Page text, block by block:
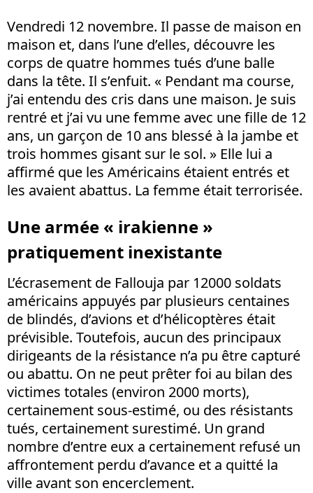
Vendredi 12 novembre. Il passe de maison en
maison et, dans l’une d’elles, découvre les
corps de quatre hommes tués d’une balle
dans la tête. Il s’enfuit. « Pendant ma course,
j’ai entendu des cris dans une maison. Je suis
rentré et j’ai vu une femme avec une fille de 12
ans, un garçon de 10 ans blessé à la jambe et
trois hommes gisant sur le sol. » Elle lui a
affirmé que les Américains étaient entrés et
les avaient abattus. La femme était terrorisée.
Une armée « irakienne »
pratiquement inexistante
L’écrasement de Fallouja par 12000 soldats
américains appuyés par plusieurs centaines
de blindés, d’avions et d’hélicoptères était
prévisible. Toutefois, aucun des principaux
dirigeants de la résistance n’a pu être capturé
ou abattu. On ne peut prêter foi au bilan des
victimes totales (environ 2000 morts),
certainement sous-estimé, ou des résistants
tués, certainement surestimé. Un grand
nombre d’entre eux a certainement refusé un
affrontement perdu d’avance et a quitté la
ville avant son encerclement.